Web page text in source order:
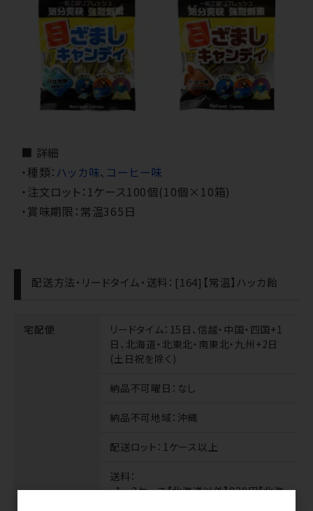
■ 詳細
・種類： ハッカ味、 コーヒー味
・注文ロット：1ケース100個(10個×10箱)
・賞味期限：常温365日
配送方法・リードタイム・送料：[164]【常温】ハッカ飴
宅配便 リードタイム ：15日、信越・中国・四国+1
日、北海道・北東北・南東北・九州+2日
(土日祝を除く)
納品不可曜日 ：なし
納品不可地域 ：沖縄
配送ロット ：1ケース以上
送料：
・1～2ケース【北海道以外】820円【北海